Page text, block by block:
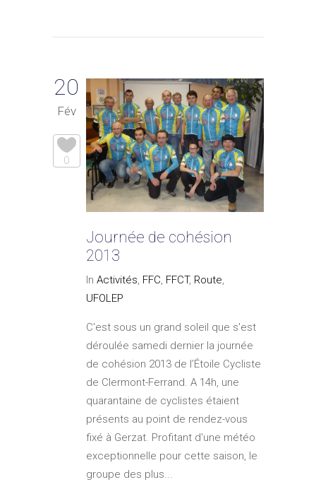
20
Fév
0
Journée de cohésion
2013
In Activités, FFC, FFCT, Route,
UFOLEP
C'est sous un grand soleil que s'est
déroulée samedi dernier la journée
de cohésion 2013 de l’Étoile Cycliste
de Clermont-Ferrand. A 14h, une
quarantaine de cyclistes étaient
présents au point de rendez-vous
fixé à Gerzat. Profitant d'une météo
exceptionnelle pour cette saison, le
groupe des plus...